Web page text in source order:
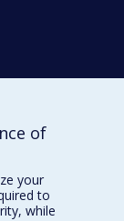
of
your
to
while